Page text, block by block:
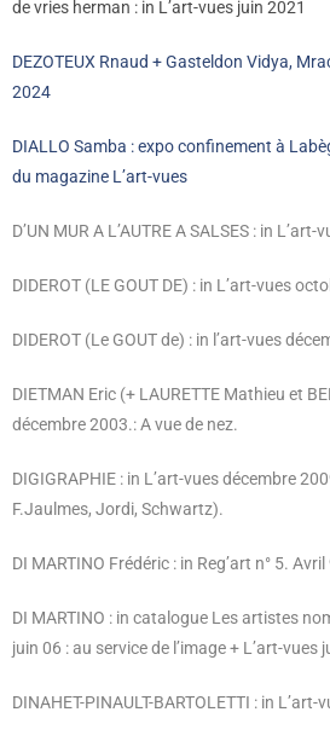
de vries herman : in L’art-vues juin 2021
DEZOTEUX Rnaud + Gasteldon Vidya,
2024
DIALLO Samba : expo confinement à
du magazine L’art-vues
D’UN MUR A L’AUTRE A SALSES : in
DIDEROT (LE GOUT DE) : in L’art-vues
DIDEROT (Le GOUT de) : in l’art-vues
DIETMAN Eric (+ LAURETTE Mathieu et
décembre 2003.: A vue de nez.
DIGIGRAPHIE : in L’art-vues décembre
F.Jaulmes, Jordi, Schwartz).
DI MARTINO Frédéric : in Reg’art n° 5.
DI MARTINO : in catalogue Les artistes
juin 06 : au service de l’image + L’art-vues
DINAHET-PINAULT-BARTOLETTI : in